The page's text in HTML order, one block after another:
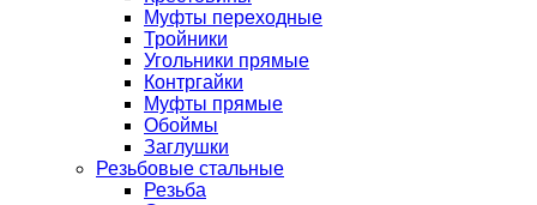
Муфты переходные
Тройники
Угольники прямые
Контргайки
Муфты прямые
Обоймы
Заглушки
Резьбовые стальные
Резьба